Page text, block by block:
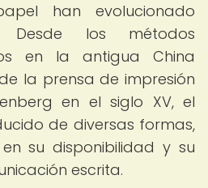
han evolucionado
Desde los métodos
en la antigua China
la prensa de impresión
en el siglo XV, el
de diversas formas,
su disponibilidad y su
escrita.